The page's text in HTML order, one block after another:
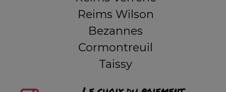
Reims Wilson
Bezannes
Cormontreuil
Taissy